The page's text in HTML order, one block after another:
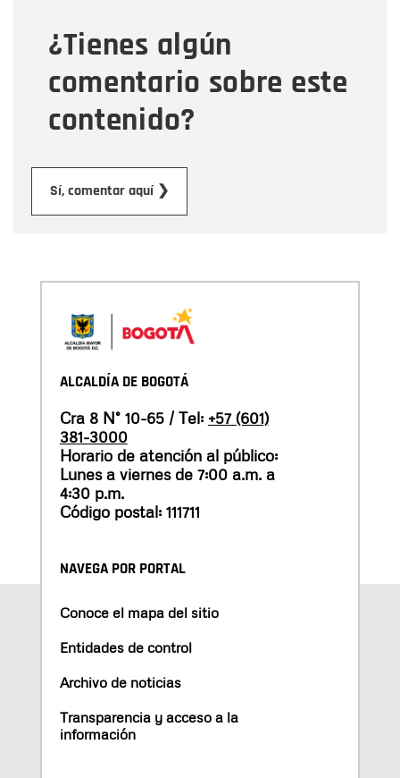
¿Tienes algún
comentario sobre este
contenido?
Sí, comentar aquí ❯
Mensaje
ALCALDÍA DE BOGOTÁ
Cra 8 N° 10-65 / Tel: +57 (601)
381-3000
Horario de atención al público:
Lunes a viernes de 7:00 a.m. a
4:30 p.m.
Código postal: 111711
NAVEGA POR PORTAL
Conoce el mapa del sitio
Entidades de control
Archivo de noticias
Transparencia y acceso a la
información